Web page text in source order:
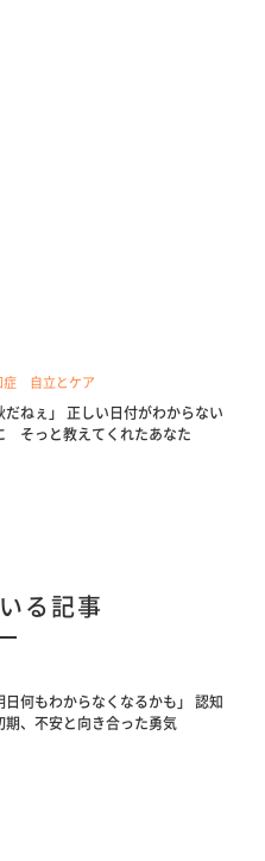
症 自立とケア
だねぇ」 正しい日付がわからない
そっと教えてくれたあなた
る記事
日何もわからなくなるかも」 認知
期、不安と向き合った勇気